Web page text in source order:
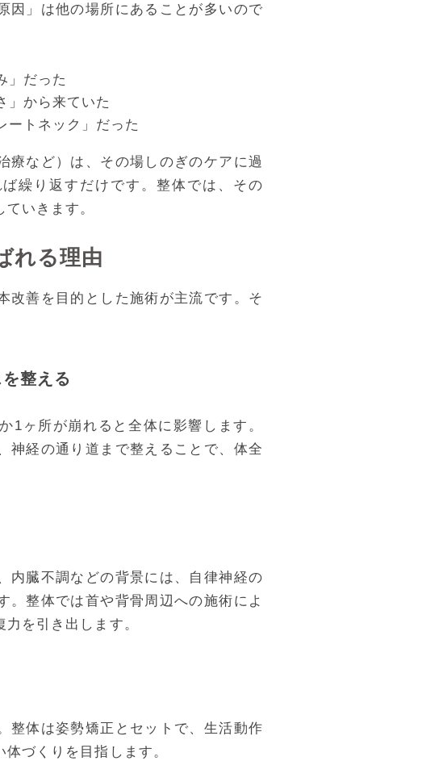
因」は他の場所にあることが多いので
」だった
」から来ていた
ートネック」だった
療など）は、その場しのぎのケアに過
繰り返すだけです。整体では、その
いきます。
れる理由
改善を目的とした施術が主流です。そ
整える
1ヶ所が崩れると全体に影響します。
神経の通り道まで整えることで、体全
内臓不調などの背景には、自律神経の
。整体では首や背骨周辺への施術によ
を引き出します。
整体は姿勢矯正とセットで、生活動作
づくりを目指します。